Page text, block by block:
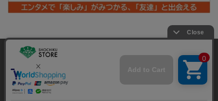
Copyright©SHOCHIKU Co.,Ltd. All Rights Reserved.
当サイトでは利用体験の向上およびコンテンツの最適な提供、ト
ラフィックの分析を目的としてCookieを使用しています。
サイトの閲覧を継続された場合、Cookieの利用に同意したことも
のといたします。
詳細については